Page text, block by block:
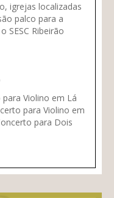
igrejas localizadas
palco para a
SESC Ribeirão
para Violino em Lá
para Violino em
para Dois